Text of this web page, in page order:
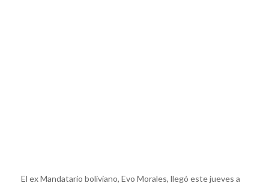
El ex Mandatario boliviano, Evo Morales, llegó este jueves a